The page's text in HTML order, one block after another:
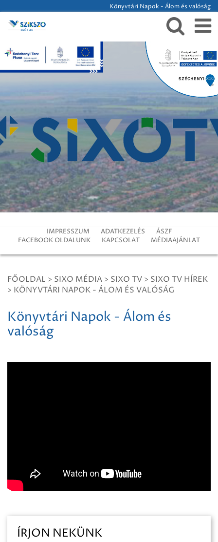
Könyvtári Napok - Álom és valóság
IMPRESSZUM ADATKEZELÉS
ÁSZF
FACEBOOK OLDALUNK
KAPCSOLAT MÉDIAAJÁNLAT
FŐOLDAL > SIXO MÉDIA > SIXO TV > SIXO TV HÍREK
> KÖNYVTÁRI NAPOK - ÁLOM ÉS VALÓSÁG
Könyvtári Napok - Álom és
valóság
ÍRJON NEKÜNK